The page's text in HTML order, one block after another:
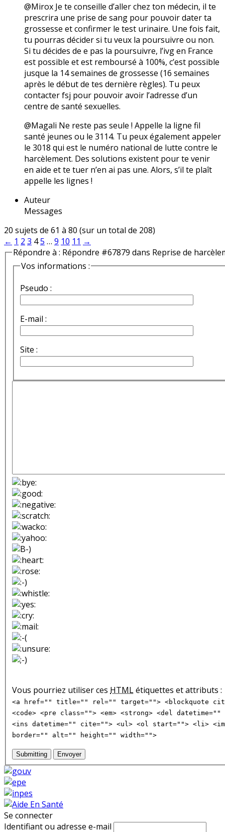
@Mirox Je te conseille d’aller chez ton médecin, il te
prescrira une prise de sang pour pouvoir dater ta
grossesse et confirmer le test urinaire. Une fois fait,
tu pourras décider si tu veux la poursuivre ou non.
Si tu décides de e pas la poursuivre, l’ivg en France
est possible et est remboursé à 100%, c’est possible
jusque la 14 semaines de grossesse (16 semaines
après le début de tes dernière règles). Tu peux
contacter fsj pour pouvoir avoir l’adresse d’un
centre de santé sexuelles.
@Magali Ne reste pas seule ! Appelle la ligne fil
santé jeunes ou le 3114. Tu peux également appeler
le 3018 qui est le numéro national de lutte contre le
harcèlement. Des solutions existent pour te venir
en aide et te tuer n’en ai pas une. Alors, s’il te plaît
appelle les lignes !
Auteur
Messages
20 sujets de 61 à 80 (sur un total de 208)
← 1 2 3 45 … 9 10 11 →
Répondre à : Répondre #67879 dans Reprise de
Vos informations :
Pseudo :
E-mail :
Site :
Vous pourriez utiliser ces HTMLétiquettes et attributs :
<a href="" title="" rel="" target=""> <blockquote
<code> <pre class=""> <em> <strong> <del
<ins datetime="" cite=""> <ul> <ol start=""> <li>
border="" alt="" height="" width="">
Submitting Envoyer
Se connecter
Identifiant ou adresse e-mail